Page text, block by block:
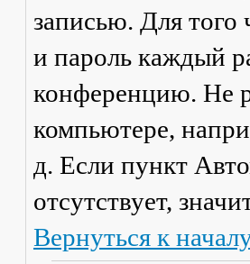
записью. Для того
и пароль каждый
конференцию. Не
компьютере,
д. Если пункт
отсутствует,
Вернуться к